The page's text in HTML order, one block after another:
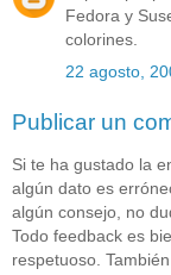
Fedora y
colorines.
22 agosto,
Publicar un
Si te ha gustado la
algún dato es
algún consejo, no
Todo feedback es
respetuoso.